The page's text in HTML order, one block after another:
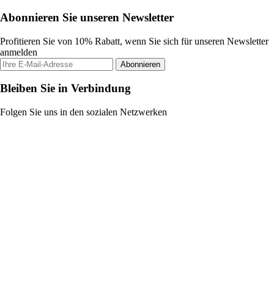
Abonnieren Sie unseren Newsletter
Profitieren Sie von 10% Rabatt, wenn Sie sich für unseren Newsletter
anmelden
Abonnieren
Bleiben Sie in Verbindung
Folgen Sie uns in den sozialen Netzwerken